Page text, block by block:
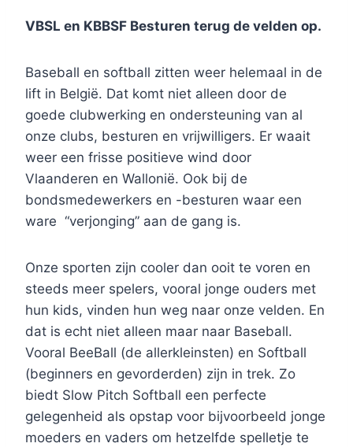
VBSL en KBBSF Besturen terug de velden op.
Baseball en softball zitten weer helemaal in de
lift in België. Dat komt niet alleen door de
goede clubwerking en ondersteuning van al
onze clubs, besturen en vrijwilligers. Er waait
weer een frisse positieve wind door
Vlaanderen en Wallonië. Ook bij de
bondsmedewerkers en -besturen waar een
ware “verjonging” aan de gang is.
Onze sporten zijn cooler dan ooit te voren en
steeds meer spelers, vooral jonge ouders met
hun kids, vinden hun weg naar onze velden. En
dat is echt niet alleen maar naar Baseball.
Vooral BeeBall (de allerkleinsten) en Softball
(beginners en gevorderden) zijn in trek. Zo
biedt Slow Pitch Softball een perfecte
gelegenheid als opstap voor bijvoorbeeld jonge
moeders en vaders om hetzelfde spelletje te